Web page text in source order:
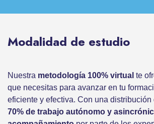
Modalidad de estudio
Nuestra metodología 100% virtual te
que necesitas para avanzar en tu
eficiente y efectiva. Con una distribución
70% de trabajo autónomo y